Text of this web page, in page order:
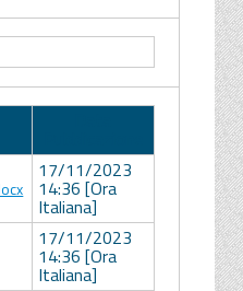
17/11/2023
14:36 [Ora
Italiana]
17/11/2023
14:36 [Ora
Italiana]